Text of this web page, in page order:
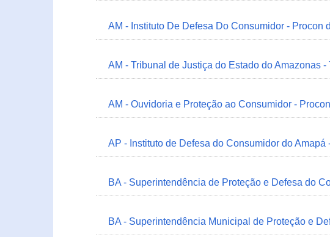
AM - Instituto De Defesa Do Consumidor - Procon
AM - Tribunal de Justiça do Estado do Amazonas -
AM - Ouvidoria e Proteção ao Consumidor -
AP - Instituto de Defesa do Consumidor do
BA - Superintendência de Proteção e Defesa do
BA - Superintendência Municipal de Proteção e